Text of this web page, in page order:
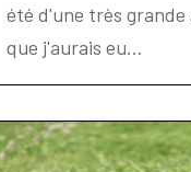
été d'une très grande
que j'aurais eu...